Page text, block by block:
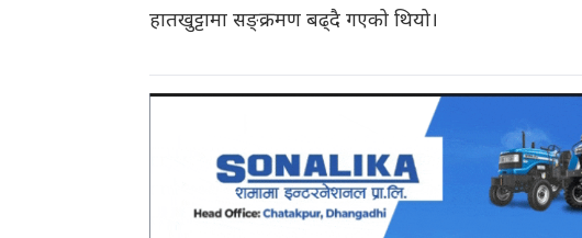
हातखुट्टामा सङ्क्रमण बढ्दै गएको थियो।